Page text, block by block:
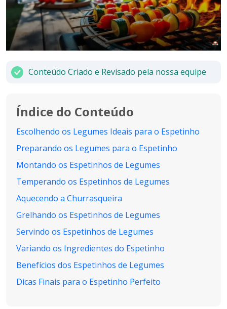
Conteúdo Criado e Revisado pela nossa equipe
Índice do Conteúdo
Escolhendo os Legumes Ideais para o Espetinho
Preparando os Legumes para o Espetinho
Montando os Espetinhos de Legumes
Temperando os Espetinhos de Legumes
Aquecendo a Churrasqueira
Grelhando os Espetinhos de Legumes
Servindo os Espetinhos de Legumes
Variando os Ingredientes do Espetinho
Benefícios dos Espetinhos de Legumes
Dicas Finais para o Espetinho Perfeito